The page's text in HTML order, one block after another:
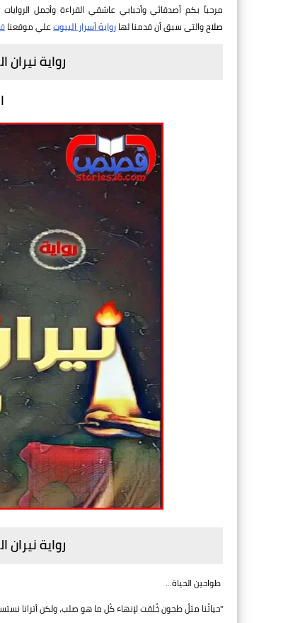
مرحباً بكم أصدقائي وأحبابي عاشقي القراءة وأجمل الروايات
صلاحوالتى سبق أن قدمنا لهارواية أسرار البيوتعلي موقعنا
رواية
رواية
طواحين الحياة...
"حياتُنا مثلُ طحون خُلقت لإنهاء كُل ما هو صلب، ولكن أترانا